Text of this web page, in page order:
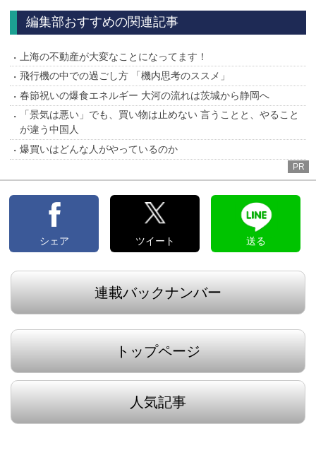
編集部おすすめの関連記事
上海の不動産が大変なことになってます！
飛行機の中での過ごし方 「機内思考のススメ」
春節祝いの爆食エネルギー 大河の流れは茨城から静岡へ
「景気は悪い」でも、買い物は止めない 言うことと、やること
が違う中国人
爆買いはどんな人がやっているのか
PR
シェア ツイート 送る
連載バックナンバー
トップページ
人気記事